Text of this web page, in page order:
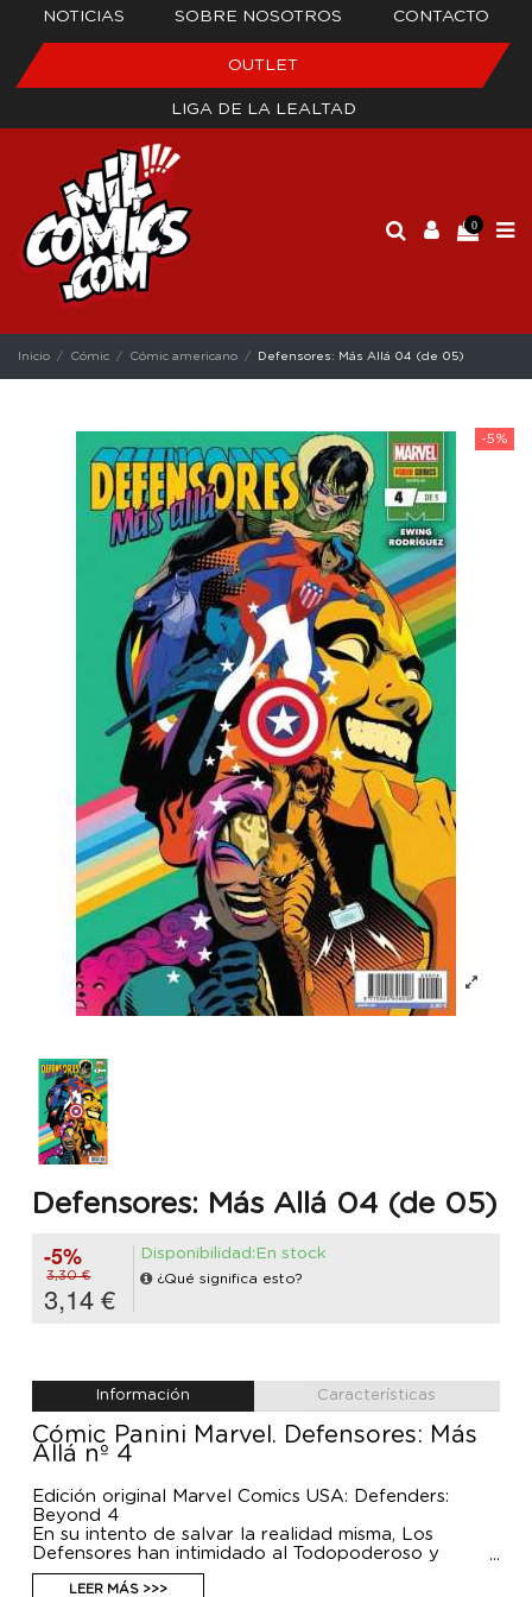
NOTICIAS SOBRE NOSOTROS CONTACTO
OUTLET
LIGA DE LA LEALTAD
0
Inicio Cómic Cómic americano Defensores: Más Allá 04 (de 05)
-5%
Defensores: Más Allá 04 (de 05)
-5%
3,30 €
3,14 €
Disponibilidad:En stock
¿Qué significa esto?
Información Características
Cómic Panini Marvel. Defensores: Más
Allá nº 4
Edición original Marvel Comics USA: Defenders:
Beyond 4
En su intento de salvar la realidad misma, Los
Defensores han intimidado al Todopoderoso y
sobrevivido a las llamas abrasadoras del Fénix, pero
ahora Loki y compañía deben enfrentarse a su
LEER MÁS >>>